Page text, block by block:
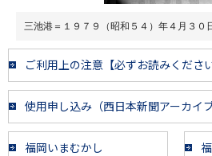
三池港＝１９７９（昭和５４）年４月３０
ご利用上の注意【必ずお読みください
使用申し込み（西日本新聞アーカイブ
福岡いまむかし